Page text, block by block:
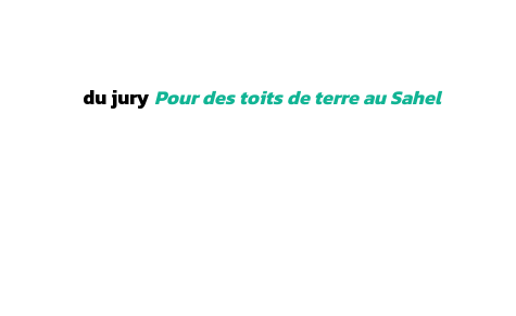
du jury Pour des toits de terre au Sahel